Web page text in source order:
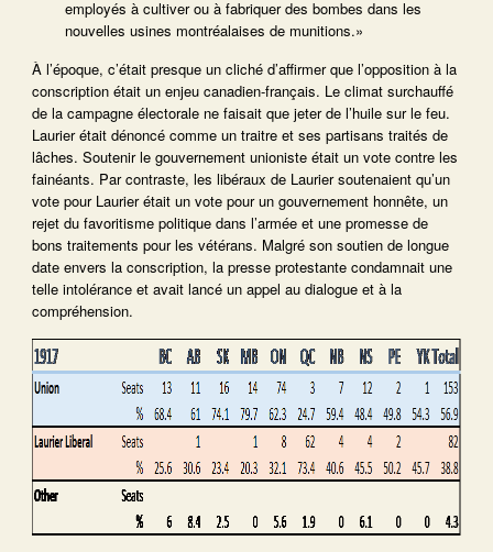
employés à cultiver ou à fabriquer des bombes dans les
nouvelles usines montréalaises de munitions.»
À l’époque, c’était presque un cliché d’affirmer que l’opposition à la
conscription était un enjeu canadien-français. Le climat surchauffé
de la campagne électorale ne faisait que jeter de l’huile sur le feu.
Laurier était dénoncé comme un traitre et ses partisans traités de
lâches. Soutenir le gouvernement unioniste était un vote contre les
fainéants. Par contraste, les libéraux de Laurier soutenaient qu’un
vote pour Laurier était un vote pour un gouvernement honnête, un
rejet du favoritisme politique dans l’armée et une promesse de
bons traitements pour les vétérans. Malgré son soutien de longue
date envers la conscription, la presse protestante condamnait une
telle intolérance et avait lancé un appel au dialogue et à la
compréhension.